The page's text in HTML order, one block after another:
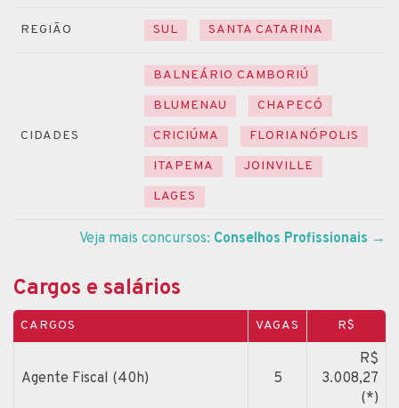
REGIÃO SUL SANTA CATARINA
CIDADES
BALNEÁRIO CAMBORIÚ
BLUMENAU
CHAPECÓ
CRICIÚMA
FLORIANÓPOLIS
ITAPEMA
JOINVILLE
LAGES
Veja mais concursos: Conselhos Profissionais →
Cargos e salários
CARGOS VAGAS R$
Agente Fiscal (40h) 5
R$
3.008,27
(*)